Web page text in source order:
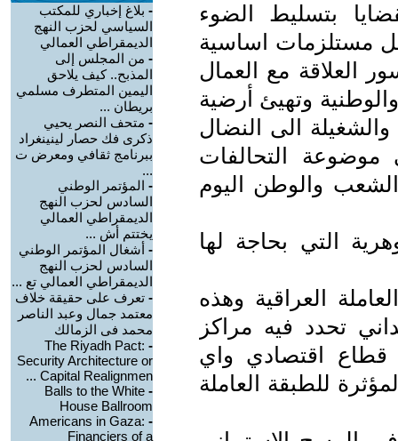
بتسليط الضوء
مستلزمات اساسية
العلاقة مع العمال
وتهيئ أرضية
الى النضال
التحالفات
الشعب والوطن اليوم
التي بحاجة لها
العراقية وهذه
تحدد فيه مراكز
قطاع اقتصادي واي
للطبقة العاملة
- بلاغ إخباري للمكتب
السياسي لحزب النهج
الديمقراطي العمالي
- من المجلس إلى
المذبح.. كيف يلاحق
اليمين المتطرف مسلمي
بريطان ...
- متحف النصر يحيي
ذكرى فك حصار لينينغراد
ببرنامج ثقافي ومعرض ت
...
- المؤتمر الوطني
السادس لحزب النهج
الديمقراطي العمالي
يختتم أش ...
- أشغال المؤتمر الوطني
السادس لحزب النهج
الديمقراطي العمالي تع ...
- تعرف على حقيقة خلاف
معتمد جمال وعبد الناصر
محمد فى الزمالك
-
The Riyadh Pact:
Security Architecture or
Capital Realignmen ...
-
Balls to the White
House Ballroom
-
Americans in Gaza:
Financiers of a